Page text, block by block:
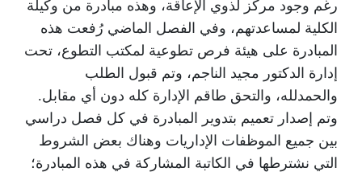
رغم وجود مركز لذوي الإعاقة، وهذه مبادرة من وكيلة
الكلية لمساعدتهم، وفي الفصل الماضي رُفعت هذه
المبادرة على هيئة فرص تطوعية لمكتب التطوع، تحت
إدارة الدكتور مجيد الناجم، وتم قبول الطلب
والحمدلله، والتحق طاقم الإدارة كله دون أي مقابل.
وتم إصدار تعميم بتدوير المبادرة في كل فصل دراسي
بين جميع الموظفات الإداريات وهناك بعض الشروط
التي نشترطها في الكاتبة المشاركة في هذه المبادرة؛